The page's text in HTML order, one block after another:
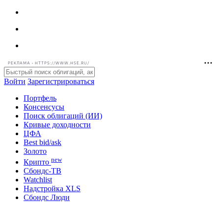
РЕКЛАМА • HTTPS://WWW.HSE.RU/
Войти Зарегистрироваться
Портфель
Консенсусы
Поиск облигаций (ИИ)
Кривые доходности
ЦФА
Best bid/ask
Золото
Крипто new